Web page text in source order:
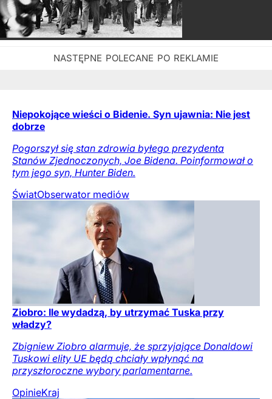
Niepokojące wieści o Bidenie. Syn ujawnia: Nie jest
dobrze
Pogorszył się stan zdrowia byłego prezydenta
Stanów Zjednoczonych, Joe Bidena. Poinformował o
tym jego syn, Hunter Biden.
ŚwiatObserwator mediów
Ziobro: Ile wydadzą, by utrzymać Tuska przy
władzy?
Zbigniew Ziobro alarmuje, że sprzyjające Donaldowi
Tuskowi elity UE będą chciały wpłynąć na
przyszłoroczne wybory parlamentarne.
OpinieKraj